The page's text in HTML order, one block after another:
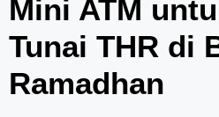
Mini ATM
Tunai THR di
Ramadhan